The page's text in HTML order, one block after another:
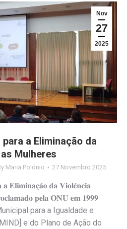
Nov
27
2025
a Eliminação da
Mulheres
Maria Polónio 27 Novembro 2025
𝐚 𝐄𝐥𝐢𝐦𝐢𝐧𝐚𝐜̧𝐚̃𝐨 𝐝𝐚 𝐕𝐢𝐨𝐥𝐞̂𝐧𝐜𝐢𝐚
𝐩𝐞𝐥𝐚 𝐎𝐍𝐔 𝐞𝐦 𝟏𝟗𝟗𝟗
para a Igualdade e
e do Plano de Ação do